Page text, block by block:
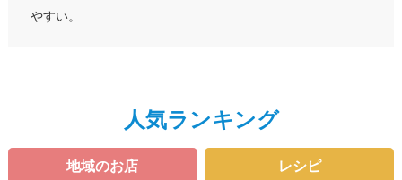
やすい。
人気ランキング
地域のお店 レシピ